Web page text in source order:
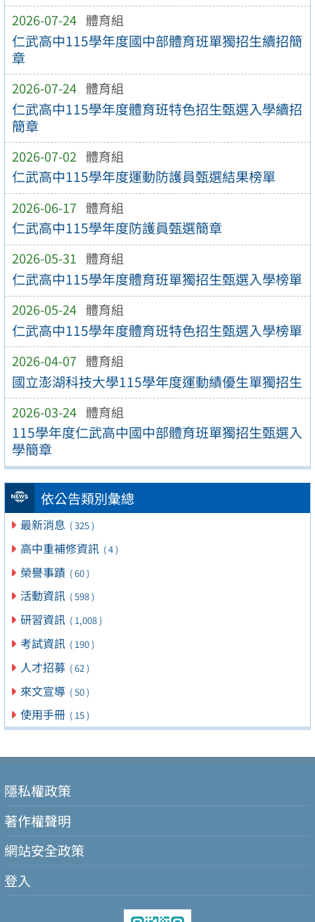
2026-07-24 體育組
仁武高中115學年度國中部體育班單獨招生續招簡
章
2026-07-24 體育組
仁武高中115學年度體育班特色招生甄選入學續招
簡章
2026-07-02 體育組
仁武高中115學年度運動防護員甄選結果榜單
2026-06-17 體育組
仁武高中115學年度防護員甄選簡章
2026-05-31 體育組
仁武高中115學年度體育班單獨招生甄選入學榜單
2026-05-24 體育組
仁武高中115學年度體育班特色招生甄選入學榜單
2026-04-07 體育組
國立澎湖科技大學115學年度運動績優生單獨招生
2026-03-24 體育組
115學年度仁武高中國中部體育班單獨招生甄選入
學簡章
依公告類別彙總
最新消息 ( 325 )
高中重補修資訊 ( 4 )
榮譽事蹟 ( 60 )
活動資訊 ( 598 )
研習資訊 ( 1,008 )
考試資訊 ( 190 )
人才招募 ( 62 )
來文宣導 ( 50 )
使用手冊 ( 15 )
隱私權政策
著作權聲明
網站安全政策
登入